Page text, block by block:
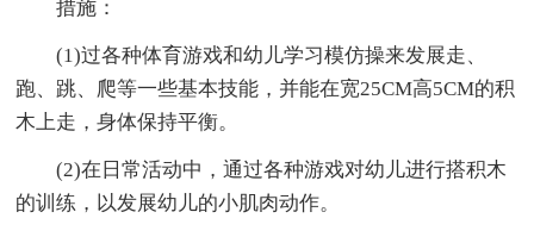
措施：
(1)过各种体育游戏和幼儿学习模仿操来发展走、
跑、跳、爬等一些基本技能，并能在宽25CM高5CM的积
木上走，身体保持平衡。
(2)在日常活动中，通过各种游戏对幼儿进行搭积木
的训练，以发展幼儿的小肌肉动作。